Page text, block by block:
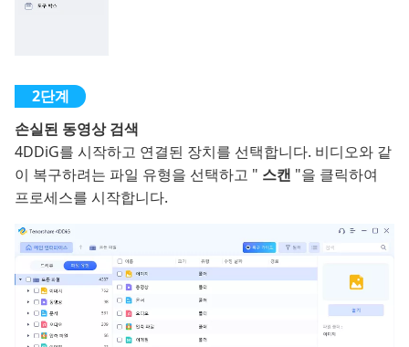
손실된 동영상 검색
4DDiG를 시작하고 연결된 장치를 선택합니다. 비디오와 같
이 복구하려는 파일 유형을 선택하고 " 스캔 "을 클릭하여
프로세스를 시작합니다.